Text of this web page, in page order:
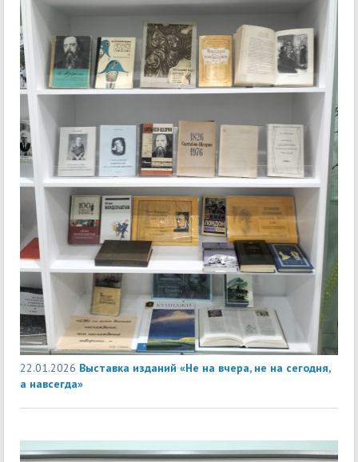
22.01.2026 Выставка изданий «Не на вчера, не на сегодня,
а навсегда»